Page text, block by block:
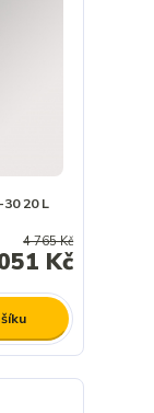
20 L
4 765 Kč
Kč